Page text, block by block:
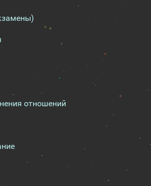
отношений